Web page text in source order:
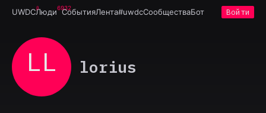
UWDCЛюди6932
СобытияЛента#uwdcСообществаБот Войти
LL lorius